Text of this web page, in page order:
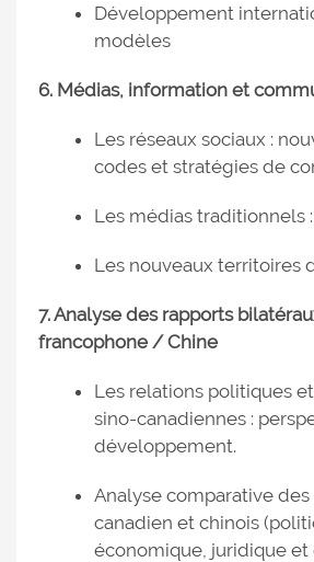
Développement
modèles
6. Médias, information et
Les réseaux sociaux :
codes et stratégies de
Les médias traditionnels
Les nouveaux territoires
7. Analyse des rapports
francophone / Chine
Les relations politiques
sino-canadiennes :
développement.
Analyse comparative
canadien et chinois
économique, juridique et